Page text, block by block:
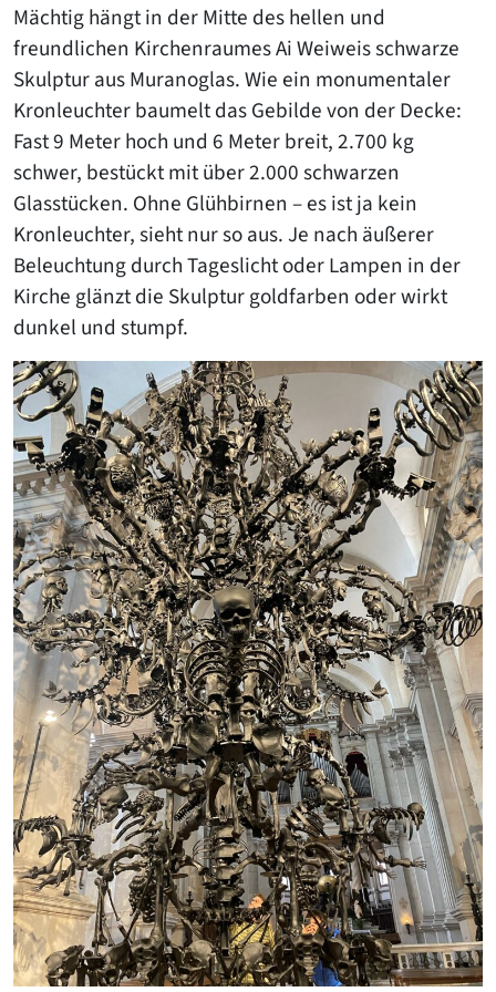
Mächtig hängt in der Mitte des hellen und
freundlichen Kirchenraumes Ai Weiweis schwarze
Skulptur aus Muranoglas. Wie ein monumentaler
Kronleuchter baumelt das Gebilde von der Decke:
Fast 9 Meter hoch und 6 Meter breit, 2.700 kg
schwer, bestückt mit über 2.000 schwarzen
Glasstücken. Ohne Glühbirnen – es ist ja kein
Kronleuchter, sieht nur so aus. Je nach äußerer
Beleuchtung durch Tageslicht oder Lampen in der
Kirche glänzt die Skulptur goldfarben oder wirkt
dunkel und stumpf.